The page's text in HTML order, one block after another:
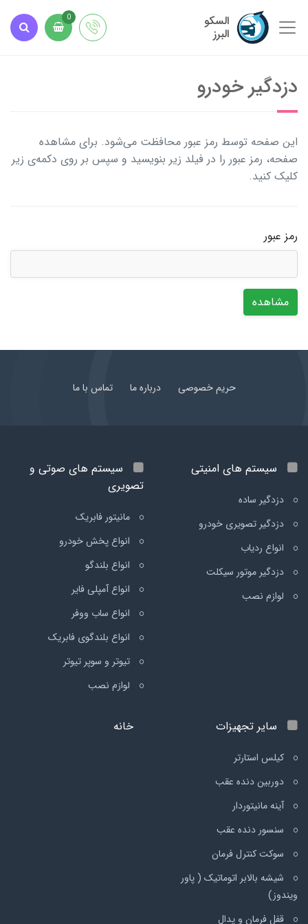
السکو
البرز
0
دزدگیر خودرو
این صفحه توسط رمز عبور محافظت می‌شود. برای مشاهده
صفحه، رمز عبور را در فیلد زیر بنویسید و سپس بر روی دکمه‌ی زیر
کلیک کنید.
رمز عبور
مشاهده
حریم خصوصی درباره ما تماس با ما
سیستم های امنیتی
دزدگیر ساده
دزدگیر تصویری خودرو
انواع ردیاب
دزدگیر موتور سیکلت
لوازم نصب
سیستم های صوتی و
تصویری
مانیتور فابریک
انواع پخش خودرو
انواع بلندگو
انواع آمپلی فایر
انواع ساب ووفر
انواع بلندگوی فابریک
تیوتر و سوپر تیوتر
لوازم نصب
سایر تجهیزات
کیلس استارتر
دوربین دنده عقب
آینه مانیتوردار
سنسور دنده عقب
سوکت کنترل فرمان
شیشه بالابر اتوماتیک ( پاور
ویندوز)
قفل فرمان و پدال
خانه